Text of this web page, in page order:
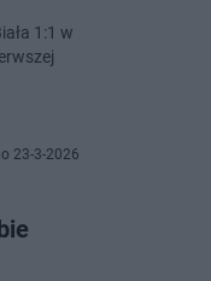
1:1 w
23-3-2026